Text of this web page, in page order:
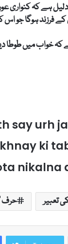
دلیل ہے کہ
فرزند ہوگا جو اس
خواب میں طوطا
say urh
ki
nikalna
حرف تعبیر